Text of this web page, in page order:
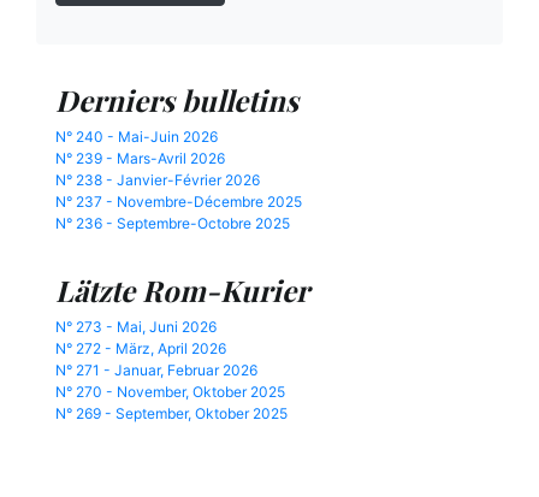
Derniers bulletins
N° 240 - Mai-Juin 2026
N° 239 - Mars-Avril 2026
N° 238 - Janvier-Février 2026
N° 237 - Novembre-Décembre 2025
N° 236 - Septembre-Octobre 2025
Lätzte Rom-Kurier
N° 273 - Mai, Juni 2026
N° 272 - März, April 2026
N° 271 - Januar, Februar 2026
N° 270 - November, Oktober 2025
N° 269 - September, Oktober 2025